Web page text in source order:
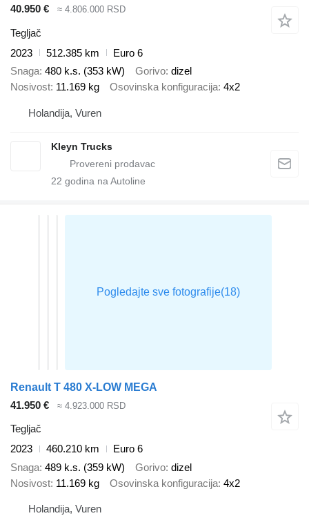
40.950 €
≈ 4.806.000 RSD
Tegljač
2023
512.385 km
Euro 6
Snaga 480 k.s. (353 kW) Gorivo dizel
Nosivost 11.169 kg Osovinska konfiguracija 4x2
Holandija, Vuren
Kleyn Trucks
22 godina na Autoline
Renault T 480 X-LOW MEGA
41.950 €
≈ 4.923.000 RSD
Tegljač
2023
460.210 km
Euro 6
Snaga 489 k.s. (359 kW) Gorivo dizel
Nosivost 11.169 kg Osovinska konfiguracija 4x2
Holandija, Vuren